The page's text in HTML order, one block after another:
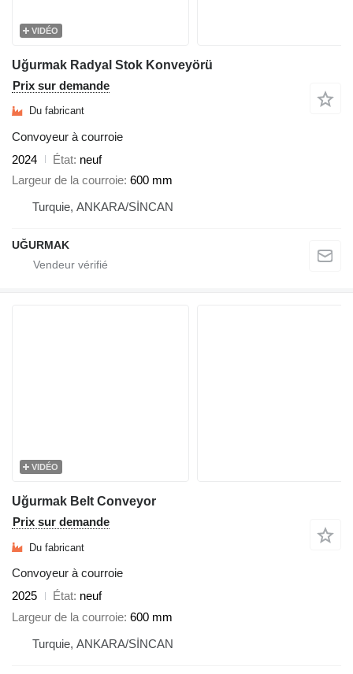
VIDÉO
Uğurmak Radyal Stok Konveyörü
Prix sur demande
Du fabricant
Convoyeur à courroie
2024
État neuf
Largeur de la courroie 600 mm
Turquie, ANKARA/SİNCAN
UĞURMAK
VIDÉO
Uğurmak Belt Conveyor
Prix sur demande
Du fabricant
Convoyeur à courroie
2025
État neuf
Largeur de la courroie 600 mm
Turquie, ANKARA/SİNCAN